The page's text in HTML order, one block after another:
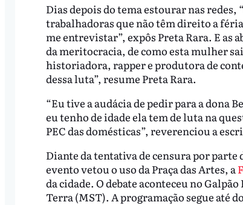
Dias depois do tema estourar nas
trabalhadoras que não têm direito a
me entrevistar”, expôs Preta Rara. E as
da meritocracia, de como esta mulher
historiadora, rapper e produtora de
dessa luta”, resume Preta Rara.
“Eu tive a audácia de pedir para a dona
eu tenho de idade ela tem de luta na
PEC das domésticas”, reverenciou a
Diante da tentativa de censura por parte
evento vetou o uso da Praça das Artes, a
da cidade. O debate aconteceu no
Terra (MST). A programação segue até